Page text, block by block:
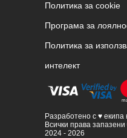
Политика за cookie
Програма за
Политика за
интелект
Разработено с ♥ екипа
Всички права
2024 - 2026